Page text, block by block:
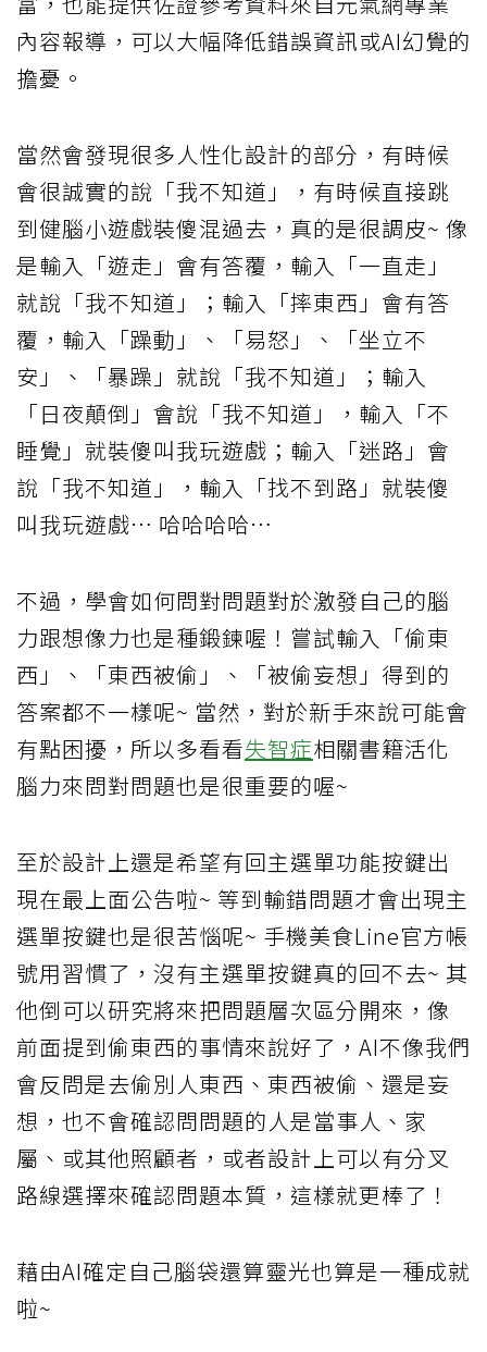
內容報導，可以大幅降低錯誤資訊或AI幻覺的
擔憂。
當然會發現很多人性化設計的部分，有時候
會很誠實的說「我不知道」，有時候直接跳
到健腦小遊戲裝傻混過去，真的是很調皮~ 像
是輸入「遊走」會有答覆，輸入「一直走」
就說「我不知道」；輸入「摔東西」會有答
覆，輸入「躁動」、「易怒」、「坐立不
安」、「暴躁」就說「我不知道」；輸入
「日夜顛倒」會說「我不知道」，輸入「不
睡覺」就裝傻叫我玩遊戲；輸入「迷路」會
說「我不知道」，輸入「找不到路」就裝傻
叫我玩遊戲… 哈哈哈哈…
不過，學會如何問對問題對於激發自己的腦
力跟想像力也是種鍛鍊喔！嘗試輸入「偷東
西」、「東西被偷」、「被偷妄想」得到的
答案都不一樣呢~ 當然，對於新手來說可能會
有點困擾，所以多看看失智症相關書籍活化
腦力來問對問題也是很重要的喔~
至於設計上還是希望有回主選單功能按鍵出
現在最上面公告啦~ 等到輸錯問題才會出現主
選單按鍵也是很苦惱呢~ 手機美食Line官方帳
號用習慣了，沒有主選單按鍵真的回不去~ 其
他倒可以研究將來把問題層次區分開來，像
前面提到偷東西的事情來說好了，AI不像我們
會反問是去偷別人東西、東西被偷、還是妄
想，也不會確認問問題的人是當事人、家
屬、或其他照顧者，或者設計上可以有分叉
路線選擇來確認問題本質，這樣就更棒了！
藉由AI確定自己腦袋還算靈光也算是一種成就
啦~